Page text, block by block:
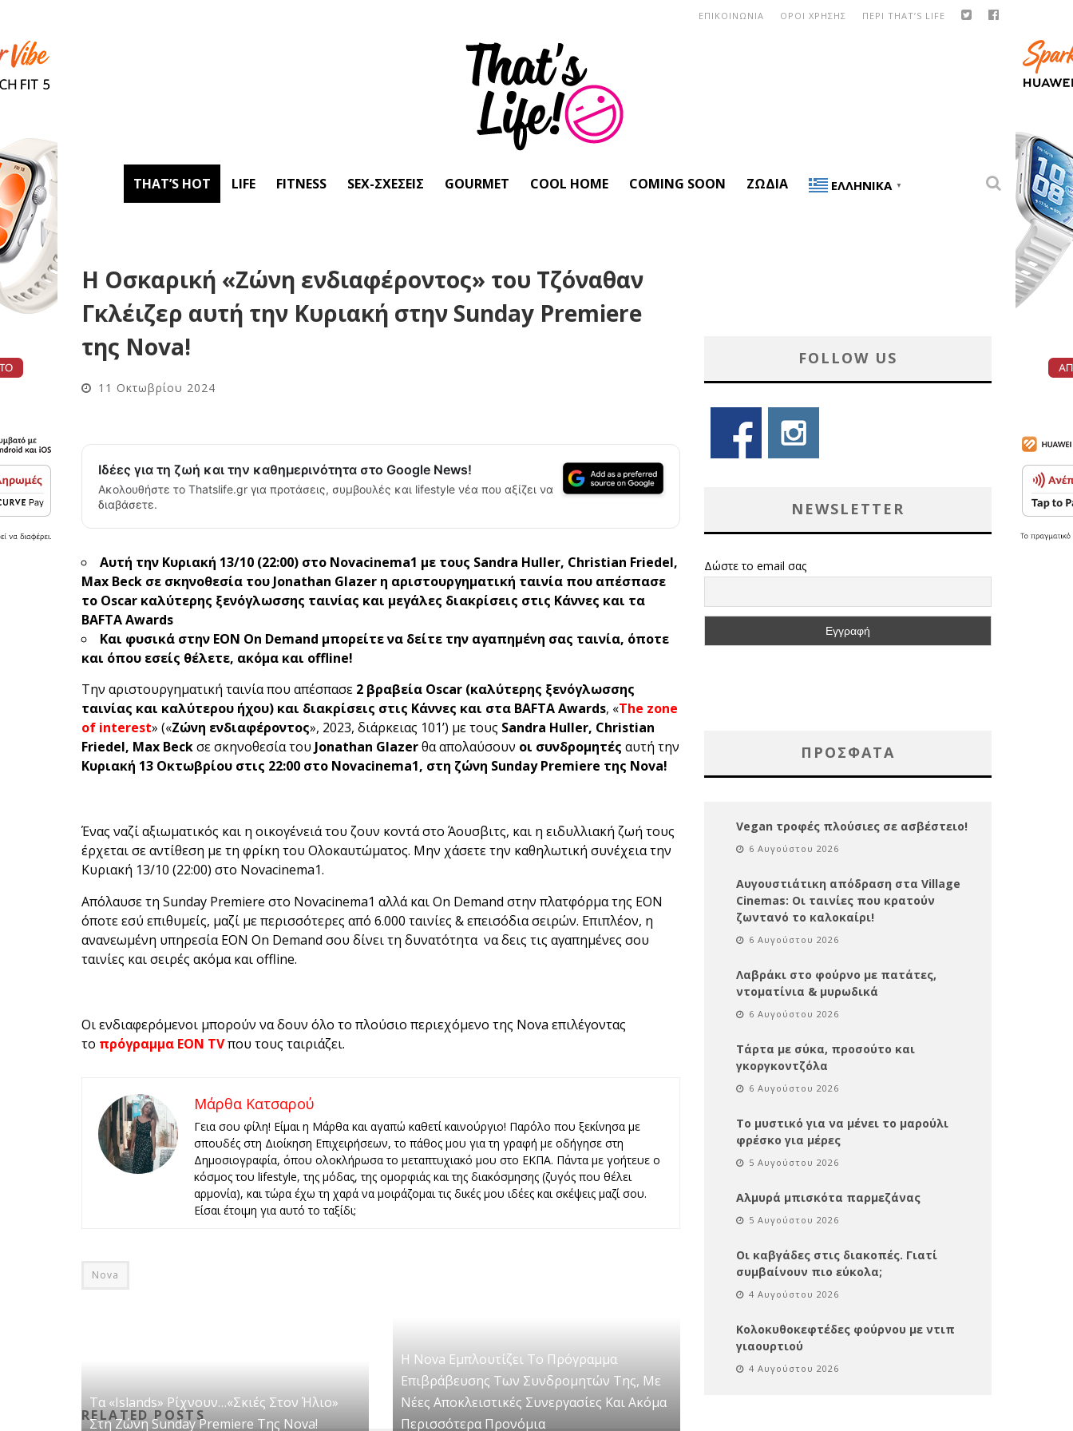
ΠΕΡΙ THAT’S LIFE
ΟΡΟΙ ΧΡΗΣΗΣ
ΕΠΙΚΟΙΝΩΝΙΑ
THAT’S HOT LIFE FITNESS SEX-ΣΧΈΣΕΙΣ GOURMET COOL HOME COMING SOON ΖΏΔΙΑ ΕΛΛΗΝΙΚΆ ▼
Η Οσκαρική «Ζώνη ενδιαφέροντος» του Τζόναθαν
Γκλέιζερ αυτή την Κυριακή στην Sunday Premiere
της Nova!
11 Οκτωβρίου 2024
Ιδέες για τη ζωή και την καθημερινότητα στο Google News!
Ακολουθήστε το Thatslife.gr για προτάσεις, συμβουλές και lifestyle νέα που αξίζει να
διαβάσετε.
Αυτή την Κυριακή 13/10 (22:00) στο Novacinema1 με τους Sandra Huller, Christian Friedel,
Max Beck σε σκηνοθεσία του Jonathan Glazer η αριστουργηματική ταινία που απέσπασε
το Oscar καλύτερης ξενόγλωσσης ταινίας και μεγάλες διακρίσεις στις Κάννες και τα
BAFTAAwards
Και φυσικά στην ΕΟΝ On Demand μπορείτε να δείτε την αγαπημένη σας ταινία, όποτε
και όπου εσείς θέλετε, ακόμα και offline!
Την αριστουργηματική ταινία που απέσπασε 2 βραβεία Oscar (καλύτερης ξενόγλωσσης
ταινίας και καλύτερου ήχου) και διακρίσεις στις Κάννες και στα BAFTA Awards, «The zone
of interest» («Ζώνη ενδιαφέροντος», 2023, διάρκειας 101’) με τους Sandra Huller, Christian
Friedel, Max Beckσε σκηνοθεσία του Jonathan Glazerθα απολαύσουν οι συνδρομητές αυτή την
Κυριακή 13 Οκτωβρίου στις 22:00 στο Novacinema1, στη ζώνη SundayPremiere της Nova!
Ένας ναζί αξιωματικός και η οικογένειά του ζουν κοντά στο Άουσβιτς, και η ειδυλλιακή ζωή τους
έρχεται σε αντίθεση με τη φρίκη του Ολοκαυτώματος. Μην χάσετε την καθηλωτική συνέχεια την
Κυριακή 13/10 (22:00) στο Novacinema1.
Απόλαυσε τη Sunday Premiere στο Novacinema1 αλλά και On Demand στην πλατφόρμα της ΕΟΝ
όποτε εσύ επιθυμείς, μαζί με περισσότερες από 6.000 ταινίες & επεισόδια σειρών. Επιπλέον, η
ανανεωμένη υπηρεσία ΕΟΝ On Demand σου δίνει τη δυνατότητα να δεις τις αγαπημένες σου
ταινίες και σειρές ακόμα και offline.
Οι ενδιαφερόμενοι μπορούν να δουν όλο το πλούσιο περιεχόμενο της Nova επιλέγοντας
το πρόγραμμα ΕΟΝ ΤVπου τους ταιριάζει.
Μάρθα Κατσαρού
Γεια σου φίλη! Είμαι η Μάρθα και αγαπώ καθετί καινούργιο! Παρόλο που ξεκίνησα με
σπουδές στη Διοίκηση Επιχειρήσεων, το πάθος μου για τη γραφή με οδήγησε στη
Δημοσιογραφία, όπου ολοκλήρωσα το μεταπτυχιακό μου στο ΕΚΠΑ. Πάντα με γοήτευε ο
κόσμος του lifestyle, της μόδας, της ομορφιάς και της διακόσμησης (ζυγός που θέλει
αρμονία), και τώρα έχω τη χαρά να μοιράζομαι τις δικές μου ιδέες και σκέψεις μαζί σου.
Είσαι έτοιμη για αυτό το ταξίδι;
Nova
RELATED POSTS
Τα «Islands» Ρίχνουν…«Σκιές Στον Ήλιο»
Στη Ζώνη Sunday Premiere Της Nova!
Η Nova Εμπλουτίζει Το Πρόγραμμα
Επιβράβευσης Των Συνδρομητών Της, Με
Νέες Αποκλειστικές Συνεργασίες Και Ακόμα
Περισσότερα Προνόμια
FOLLOW US
NEWSLETTER
Δώστε το email σας
ΠΡΌΣΦΑΤΑ
Vegan τροφές πλούσιες σε ασβέστειο!
6 Αυγούστου 2026
Αυγουστιάτικη απόδραση στα Village
Cinemas: Οι ταινίες που κρατούν
ζωντανό το καλοκαίρι!
6 Αυγούστου 2026
Λαβράκι στο φούρνο με πατάτες,
ντοματίνια & μυρωδικά
6 Αυγούστου 2026
Τάρτα με σύκα, προσούτο και
γκοργκοντζόλα
6 Αυγούστου 2026
Το μυστικό για να μένει το μαρούλι
φρέσκο για μέρες
5 Αυγούστου 2026
Αλμυρά μπισκότα παρμεζάνας
5 Αυγούστου 2026
Οι καβγάδες στις διακοπές. Γιατί
συμβαίνουν πιο εύκολα;
4 Αυγούστου 2026
Κολοκυθοκεφτέδες φούρνου με ντιπ
γιαουρτιού
4 Αυγούστου 2026